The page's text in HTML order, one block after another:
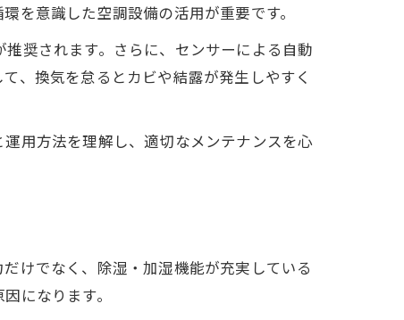
を意識した空調設備の活用が重要です。
奨されます。さらに、センサーによる自動
、換気を怠るとカビや結露が発生しやすく
用方法を理解し、適切なメンテナンスを心
けでなく、除湿・加湿機能が充実している
になります。